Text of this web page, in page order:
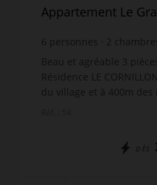
Appartement Le
6 personnes 2
Beau et agréable 3
Résidence LE
du village et à 400m des
DÈS